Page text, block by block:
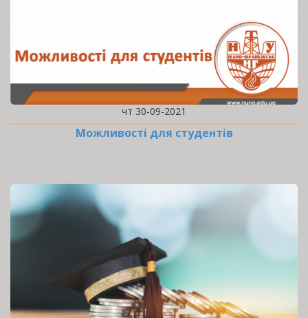
чт 30-09-2021
Можливості для студентів